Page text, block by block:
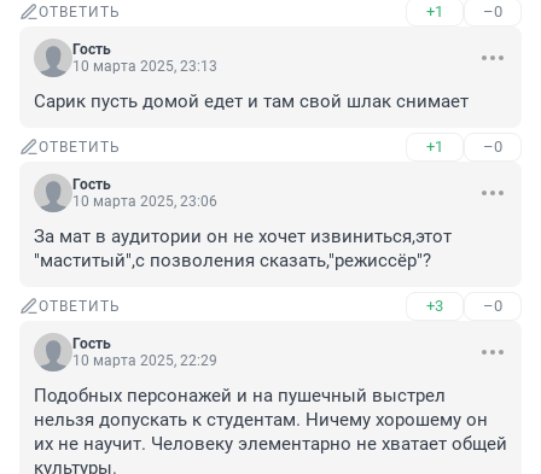
ОТВЕТИТЬ +1 –0
Гость
10 марта 2025, 23:13
Сарик пусть домой едет и там свой шлак снимает
ОТВЕТИТЬ +1 –0
Гость
10 марта 2025, 23:06
За мат в аудитории он не хочет извиниться,этот
"маститый",с позволения сказать,"режиссёр"?
ОТВЕТИТЬ +3 –0
Гость
10 марта 2025, 22:29
Подобных персонажей и на пушечный выстрел
нельзя допускать к студентам. Ничему хорошему он
их не научит. Человеку элементарно не хватает общей
культуры.